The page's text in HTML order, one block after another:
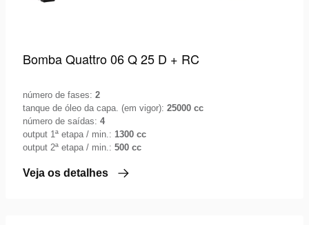
Bomba Quattro 06 Q 25 D + RC
número de fases: 2
tanque de óleo da capa. (em vigor): 25000 cc
número de saídas: 4
output 1ª etapa / min.: 1300 cc
output 2ª etapa / min.: 500 cc
Veja os detalhes